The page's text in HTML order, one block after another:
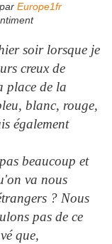
par Europe1fr
soir lorsque je
creux de
place de la
blanc, rouge,
également
beaucoup et
va nous
? Nous
pas de ce
que,